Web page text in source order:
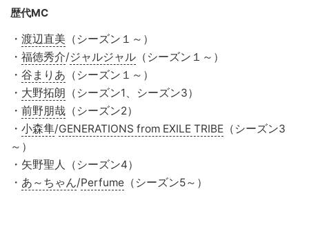
歴代MC
・ 渡辺直美 （シーズン１～）
・ 福徳秀介/ジャルジャル （シーズン１～）
・ 谷まりあ （シーズン１～）
・ 大野拓朗
（シーズン1、シーズン3）
・ 前野朋哉 （シーズン2）
・ 小森隼/GENERATIONS from EXILE TRIBE （シーズン3
～）
・矢野聖人（シーズン4）
・ あ～ちゃん/Perfume （シーズン5～）